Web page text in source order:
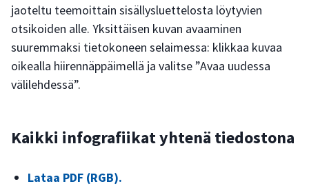
jaoteltu teemoittain sisällysluettelosta löytyvien
otsikoiden alle. Yksittäisen kuvan avaaminen
suuremmaksi tietokoneen selaimessa: klikkaa kuvaa
oikealla hiirennäppäimellä ja valitse ”Avaa uudessa
välilehdessä”.
Kaikki infografiikat yhtenä tiedostona
Lataa PDF (RGB).